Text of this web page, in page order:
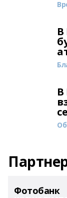
В
В
Фотобанк